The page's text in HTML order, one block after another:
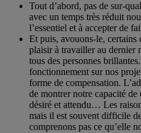
Tout d’abord, pas de sur-
avec un temps très réduit
l’essentiel et à accepter de
Et puis, avouons-le, certains
plaisir à travailler au dernier
tous des personnes
fonctionnement sur nos
forme de compensation.
de montrer notre capacité de
désiré et attendu… Les
mais il est souvent difficile
comprenons pas ce qu’elle